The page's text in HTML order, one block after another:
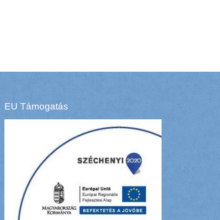
EU Támogatás